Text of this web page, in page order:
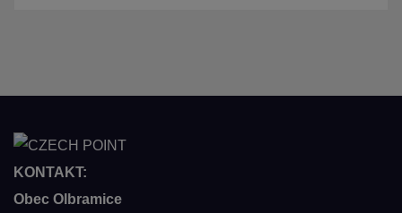
KONTAKT:
Obec Olbramice